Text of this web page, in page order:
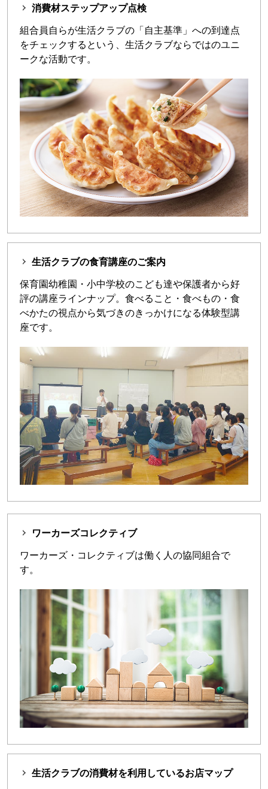
消費材ステップアップ点検
組合員自らが生活クラブの「自主基準」への到達点
をチェックするという、生活クラブならではのユニ
ークな活動です。
生活クラブの食育講座のご案内
保育園幼稚園・小中学校のこども達や保護者から好
評の講座ラインナップ。食べること・食べもの・食
べかたの視点から気づきのきっかけになる体験型講
座です。
ワーカーズコレクティブ
ワーカーズ・コレクティブは働く人の協同組合で
す。
生活クラブの消費材を利用しているお店マップ